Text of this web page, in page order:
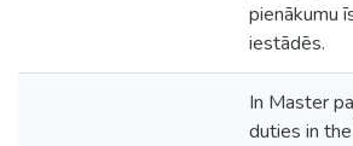
pienākumu
iestādēs.
In Master
duties in